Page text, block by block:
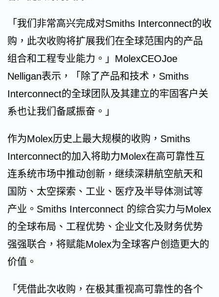
「我们非常高兴完成对Smiths Interconnect的收
购，此次收购将扩展我们在全球范围内的产品
组合和工程专业能力。」MolexCEOJoe
Nelligan表示，「除了产品和技术，Smiths
Interconnect的全球团队及其建立的牢固客户关
系也让我们备感振奋。」
作为Molex历史上最大规模的收购，Smiths
Interconnect的加入将助力Molex在高可靠性互
连系统市场中推动创新，继续深耕航空航天和
国防、太空探索、工业、医疗及半导体测试等
产业。Smiths Interconnect 的综合实力与Molex
的全球布局、工程优势、企业文化及财务优势
强强联合，将赋能Molex为全球客户创造更大的
价值。
「凭借此次收购，在极其重视高可靠性的各个